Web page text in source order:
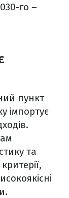
го –
пункт
імпортує
та